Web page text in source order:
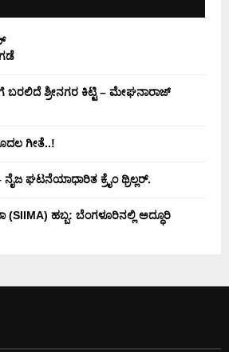
ಬರಲಿದೆ ಶ್ರೀನಗರ ಕಿಟ್ಟಿ – ಮೇಘನಾರಾಜ್
ಗೀತೆ..!
ಘಟನೆಯಾಧಾರಿತ ಕ್ರೈಂ ಥ್ರಿಲ್ಲರ್.
(SIIMA) ಹಬ್ಬ: ಬೆಂಗಳೂರಿನಲ್ಲಿ ಅದ್ಧೂರಿ